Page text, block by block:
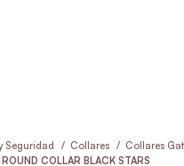
Seguridad Collares
Collares
COLLAR BLACK STARS